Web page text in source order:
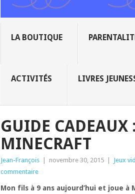
LA BOUTIQUE
ACTIVITÉS LIVRES
GUIDE CADEAUX
MINECRAFT
Jean-François novembre 30, 2015 Jeux
commentaire
Mon fils à 9 ans aujourd’hui et joue à